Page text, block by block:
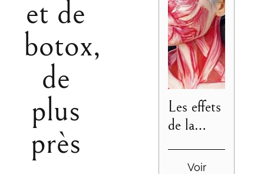
et de
botox,
de
plus
près
Les effets
de la
botulique
Voir